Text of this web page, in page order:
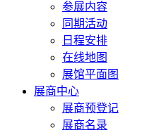
参展内容
同期活动
日程安排
在线地图
展馆平面图
展商中心
展商预登记
展商名录